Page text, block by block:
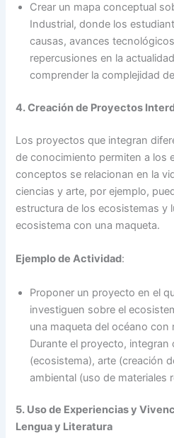
Crear un mapa conceptual
Industrial, donde los
causas, avances
repercusiones en la
comprender la complejidad
4. Creación de Proyectos
Los proyectos que integran
de conocimiento permiten a los
conceptos se relacionan en la
ciencias y arte, por ejemplo,
estructura de los ecosistemas y
ecosistema con una maqueta.
Ejemplo de Actividad:
Proponer un proyecto en el
investiguen sobre el
una maqueta del océano con
Durante el proyecto,
(ecosistema), arte (creación
ambiental (uso de materiales
5. Uso de Experiencias y
Lengua y Literatura